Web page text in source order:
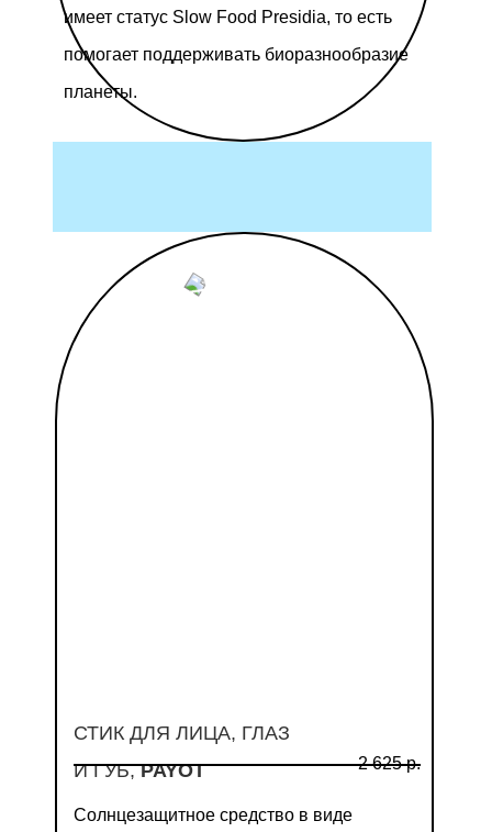
имеет статус Slow Food Presidia, то есть
помогает поддерживать биоразнообразие
планеты.
СТИК ДЛЯ ЛИЦА, ГЛАЗ
И ГУБ,PAYOT 2 625 р.
Солнцезащитное средство в виде